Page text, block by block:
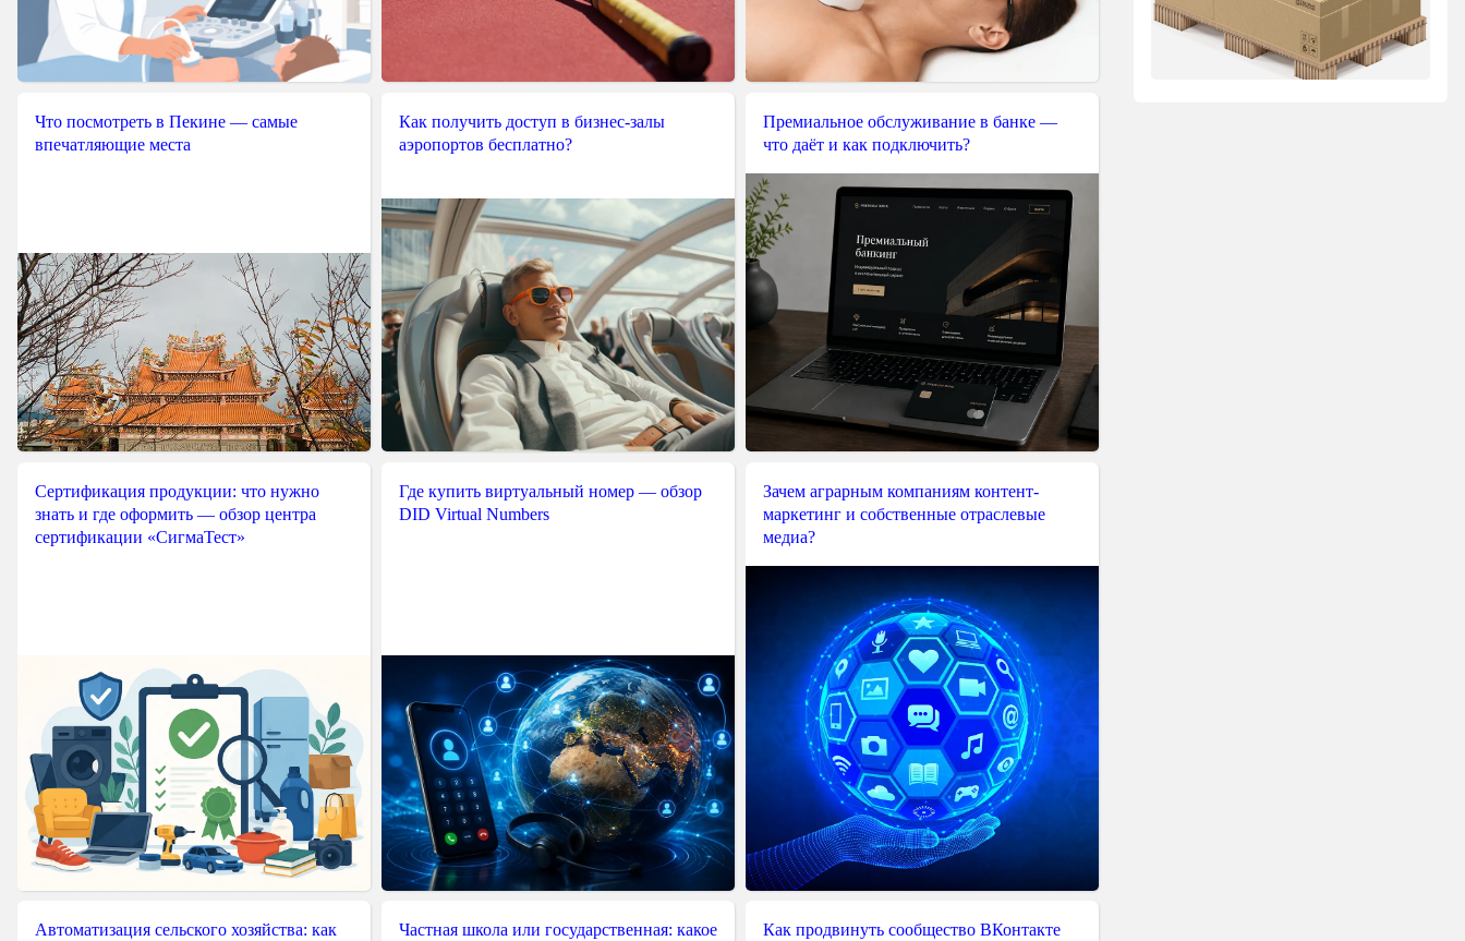
Что посмотреть в Пекине — самые
впечатляющие места
Как получить доступ в бизнес-залы
аэропортов бесплатно?
Премиальное обслуживание в банке —
что даёт и как подключить?
Сертификация продукции: что нужно
знать и где оформить — обзор центра
сертификации «СигмаТест»
Где купить виртуальный номер — обзор
DID Virtual Numbers
Зачем аграрным компаниям контент-
маркетинг и собственные отраслевые
медиа?
Автоматизация сельского хозяйства: как
Частная школа или государственная: какое
Как продвинуть сообщество ВКонтакте